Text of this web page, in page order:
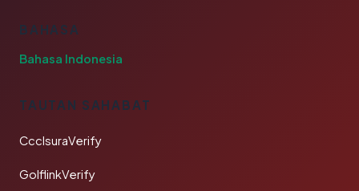
BAHASA
Bahasa Indonesia
TAUTAN SAHABAT
CcclsuraVerify
GolflinkVerify